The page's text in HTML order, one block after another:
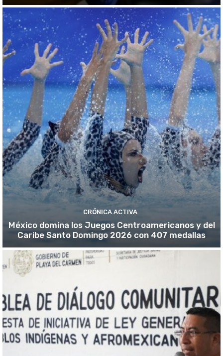
CRÓNICA ACTIVA
México domina los Juegos Centroamericanos y del
Caribe Santo Domingo 2026 con 407 medallas